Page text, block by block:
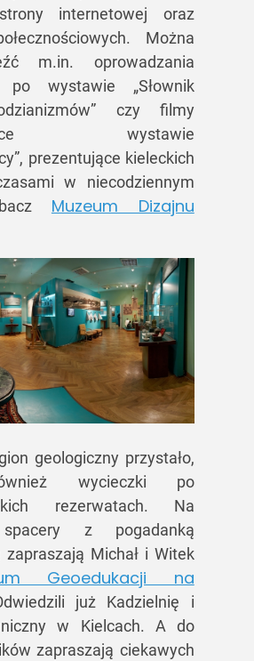
internetowej oraz
Można
m.in. oprowadzania
po wystawie „Słownik
czy filmy
wystawie
prezentujące kieleckich
w niecodziennym
Muzeum Dizajnu
geologiczny przystało,
wycieczki po
rezerwatach. Na
z pogadanką
zapraszają Michał i Witek
Geoedukacji na
już Kadzielnię i
w Kielcach. A do
zapraszają ciekawych